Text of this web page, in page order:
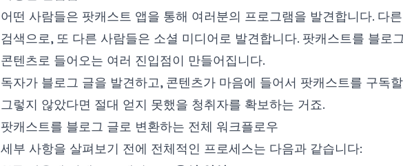
어떤 사람들은 팟캐스트 앱을 통해 여러분의 프로그램을 발견합니다. 다
검색으로, 또 다른 사람들은 소셜 미디어로 발견합니다. 팟캐스트를 블로
콘텐츠로 들어오는 여러 진입점이 만들어집니다.
독자가 블로그 글을 발견하고, 콘텐츠가 마음에 들어서 팟캐스트를 구독
그렇지 않았다면 절대 얻지 못했을 청취자를 확보하는 거죠.
팟캐스트를 블로그 글로 변환하는 전체 워크플로우
세부 사항을 살펴보기 전에 전체적인 프로세스는 다음과 같습니다: